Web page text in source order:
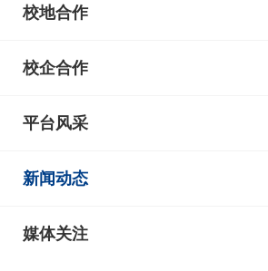
校地合作
校企合作
平台风采
新闻动态
媒体关注